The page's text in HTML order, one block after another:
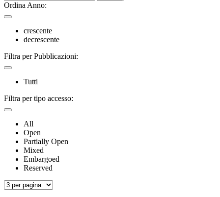
Ordina Anno:
crescente
decrescente
Filtra per Pubblicazioni:
Tutti
Filtra per tipo accesso:
All
Open
Partially Open
Mixed
Embargoed
Reserved